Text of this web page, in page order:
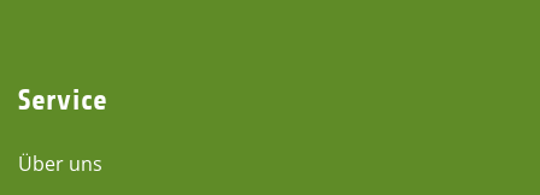
Service
Über uns